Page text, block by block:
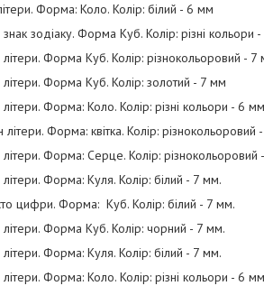
Форма: Коло. Колір: білий - 6 мм
зодіаку. Форма Куб. Колір: різні кольори
літери. Форма Куб. Колір: різнокольоровий - 7
літери. Форма Куб. Колір: золотий - 7 мм
Форма: Коло. Колір: різні кольори - 6
літери. Форма: квітка. Колір:
літери. Форма: Серце. Колір:
Форма: Куля. Колір: білий - 7 мм.
цифри. Форма: Куб. Колір: білий - 7 мм.
літери. Форма Куб. Колір: чорний - 7 мм.
Форма: Куля. Колір: білий - 7 мм.
Форма: Коло. Колір: різні кольори - 6